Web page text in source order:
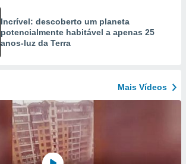
Incrível: descoberto um planeta
potencialmente habitável a apenas 25
anos-luz da Terra
Mais Vídeos